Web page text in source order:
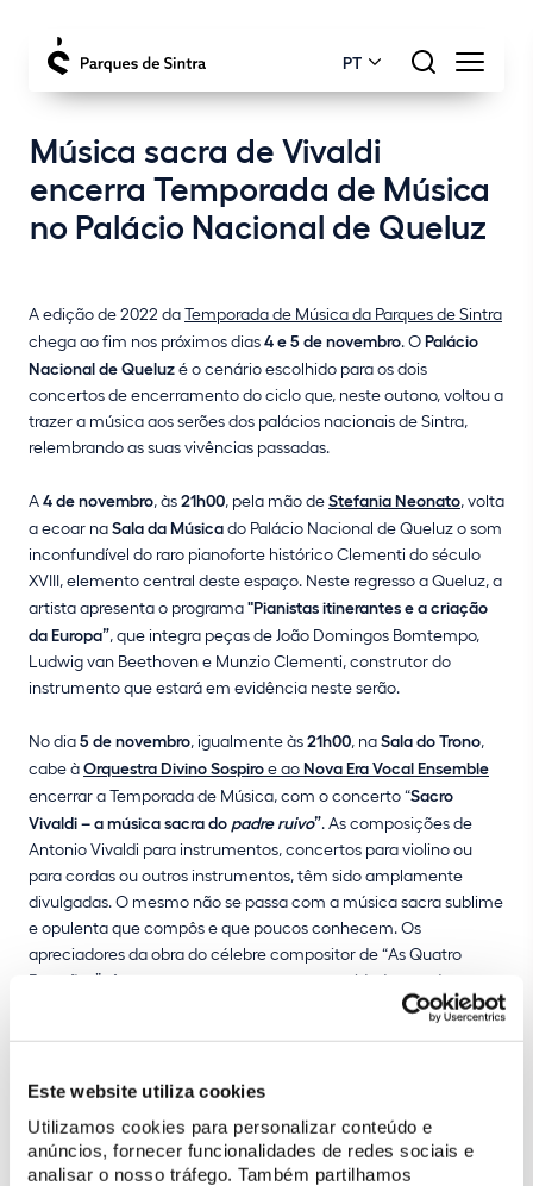
Este website utiliza cookies
Utilizamos cookies para personalizar conteúdo e
anúncios, fornecer funcionalidades de redes sociais e
analisar o nosso tráfego. Também partilhamos
PT
Música sacra de Vivaldi
encerra Temporada de Música
no Palácio Nacional de Queluz
A edição de 2022 daTemporada de Música da Parques de Sintra
chega ao fim nos próximos dias4 e 5 de novembro. OPalácio
Nacional de Queluzé o cenário escolhido para os dois
concertos de encerramento do ciclo que, neste outono, voltou a
trazer a música aos serões dos palácios nacionais de Sintra,
relembrando as suas vivências passadas.
A4 de novembro, às21h00, pela mão deStefania Neonato, volta
a ecoar naSala da Músicado Palácio Nacional de Queluz o som
inconfundível do raro pianoforte histórico Clementi do século
XVIII, elemento central deste espaço. Neste regresso a Queluz, a
artista apresenta o programa"Pianistas itinerantes e a criação
da Europa”, que integra peças de João Domingos Bomtempo,
Ludwig van Beethoven e Munzio Clementi, construtor do
instrumento que estará em evidência neste serão.
No dia5 de novembro, igualmente às21h00, naSala do Trono,
cabe àOrquestra Divino Sospiroe aoNova Era Vocal Ensemble
encerrar a Temporada de Música, com o concerto “Sacro
Vivaldi – a música sacra do padre ruivo”. As composições de
Antonio Vivaldi para instrumentos, concertos para violino ou
para cordas ou outros instrumentos, têm sido amplamente
divulgadas. O mesmo não se passa com a música sacra sublime
e opulenta que compôs e que poucos conhecem. Os
apreciadores da obra do célebre compositor de “As Quatro
Estações” têm neste concerto uma oportunidade rara de tomar
contacto com uma faceta menos conhecida do seu trabalho.
Palácios Nacionais da Pena, de Sintra e de Queluz
Centro de Estudos Musicais e Setecentistas de Portugal
, sob a
direção artística deMassimo Mazzeo.